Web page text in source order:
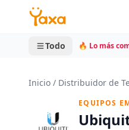
MINI CARRITO
0 productos
Todo 🔥 Lo más
Inicio / Distribuidor de
EQUIPOS